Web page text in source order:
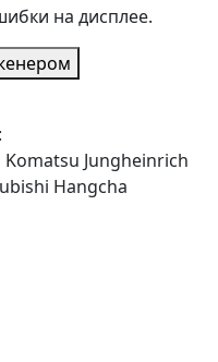
на дисплее.
Komatsu Jungheinrich
Hangcha